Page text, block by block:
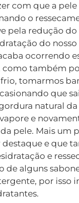
com que a pele
o
pela redução do
do
ocorrendo
como também
tomarmos
que
natural da
e
pele. Mais um
e que
e
de alguns
por isso